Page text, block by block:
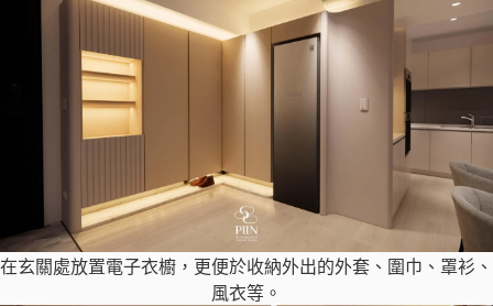
在玄關處放置電子衣櫥，更便於收納外出的外套、圍巾、罩衫、
風衣等。